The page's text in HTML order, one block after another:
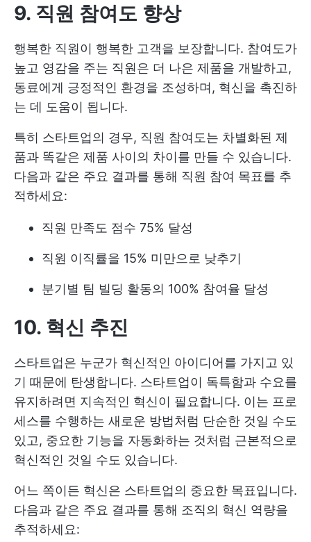
9. 직원 참여도 향상
행복한 직원이 행복한 고객을 보장합니다. 참여도가
높고 영감을 주는 직원은 더 나은 제품을 개발하고,
동료에게 긍정적인 환경을 조성하며, 혁신을 촉진하
는 데 도움이 됩니다.
특히 스타트업의 경우, 직원 참여도는 차별화된 제
품과 똑같은 제품 사이의 차이를 만들 수 있습니다.
다음과 같은 주요 결과를 통해 직원 참여 목표를 추
적하세요:
직원 만족도 점수 75% 달성
직원 이직률을 15% 미만으로 낮추기
분기별 팀 빌딩 활동의 100% 참여율 달성
10. 혁신 추진
스타트업은 누군가 혁신적인 아이디어를 가지고 있
기 때문에 탄생합니다. 스타트업이 독특함과 수요를
유지하려면 지속적인 혁신이 필요합니다. 이는 프로
세스를 수행하는 새로운 방법처럼 단순한 것일 수도
있고, 중요한 기능을 자동화하는 것처럼 근본적으로
혁신적인 것일 수도 있습니다.
어느 쪽이든 혁신은 스타트업의 중요한 목표입니다.
다음과 같은 주요 결과를 통해 조직의 혁신 역량을
추적하세요: